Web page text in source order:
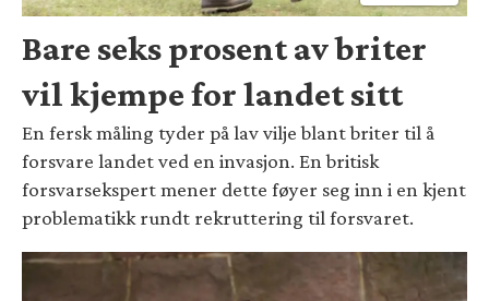
Bare seks prosent av briter
vil kjempe for landet sitt
En fersk måling tyder på lav vilje blant briter til å
forsvare landet ved en invasjon. En britisk
forsvarsekspert mener dette føyer seg inn i en kjent
problematikk rundt rekruttering til forsvaret.